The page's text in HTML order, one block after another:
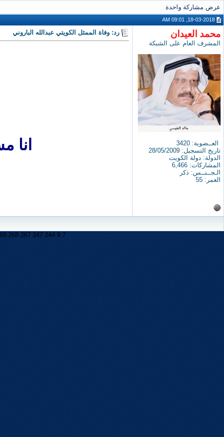
عرض مشاركة واحدة
محمد العيدان
المشرف العام على الشبكة
العــضوية: 3420
تاريخ التسجيل: 28/05/2009
الدولة: دولة الكويت
المشاركات: 6,466
الـجــنــس: ذكر
العمر: 55
رد: وفاة الممثل الكويتي عبدالله الباروني
7
9
244
247
267
268